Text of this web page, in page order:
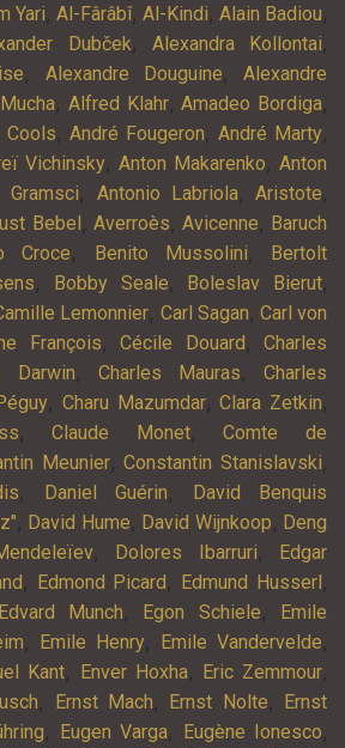
Yari, Al-Fârâbî, Al-Kindi, Alain Badiou,
Dubček, Alexandra Kollontai,
, Alexandre Douguine, Alexandre
,Alfred Klahr,Amadeo Bordiga,
Cools, André Fougeron, André Marty,
Vichinsky, Anton Makarenko, Anton
Gramsci, Antonio Labriola,Aristote,
Bebel , Averroès, Avicenne, Baruch
Croce, Benito Mussolini,
Bertolt
, Bobby Seale, Boleslav Bierut,
Lemonnier, Carl Sagan, Carl von
François,Cécile Douard ,Charles
Darwin, Charles Mauras, Charles
,Charu Mazumdar,Clara Zetkin,
,Claude Monet,Comte de
Meunier,Constantin Stanislavski,
, Daniel Guérin,
David Benquis
, David Hume, David Wijnkoop, Deng
, Dolores Ibarruri,
Edgar
, Edmond Picard , Edmund Husserl ,
Edvard Munch, Egon Schiele,
Emile
, Emile Henry, Emile Vandervelde,
Kant, Enver Hoxha, Eric Zemmour,
, Ernst Mach, Ernst Nolte,
Ernst
, Eugen Varga, Eugène Ionesco,